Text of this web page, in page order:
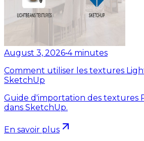
August 3, 2026•4 minutes
Comment utiliser les textures
SketchUp
Guide d'importation des textures
dans SketchUp.
En savoir plus